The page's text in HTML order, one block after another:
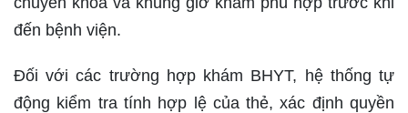
đến bệnh viện.
Đối với các trường hợp khám BHYT, hệ thống tự
động kiểm tra tính hợp lệ của thẻ, xác định quyền